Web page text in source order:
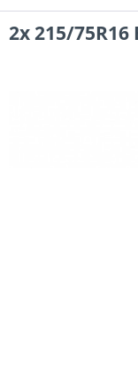
2x 215/75R16